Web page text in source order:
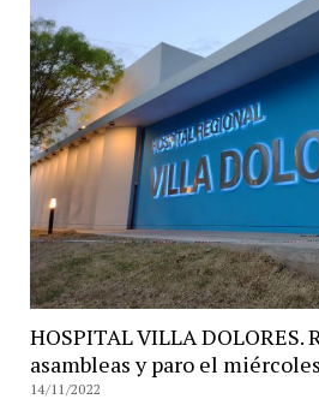
HOSPITAL VILLA DOLORES.
asambleas y paro el miércoles
14/11/2022